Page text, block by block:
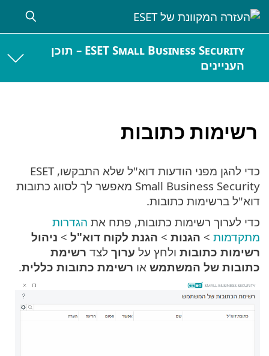
ESET Small Business Security – תוכן
העניינים
רשימות כתובות
כדי להגן מפני הודעות דוא"ל שלא התבקשו, ESET
Small Business Security מאפשר לך לסווג כתובות
דוא"ל ברשימות כתובות.
כדי לערוך רשימות כתובות, פתח את הגדרות
מתקדמות > הגנות > הגנת לקוח דוא"ל > ניהול
רשימות כתובות ולחץ על ערוך לצד רשימת
כתובות של המשתמש או רשימת כתובות כללית.